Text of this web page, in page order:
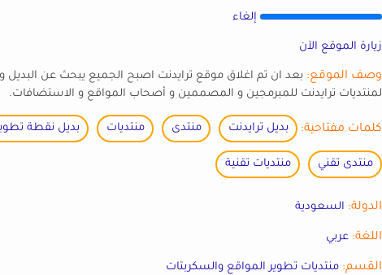
إلغاء
زيارة الموقع الآن
وصف الموقع: بعد ان تم اغلاق موقع ترايدنت اصبح الجميع يبحث عن البديل
لمنتديات ترايدنت للمبرمجين و المصممين و أصحاب المواقع و الاستضافات.
كلمات مفتاحية: بديل ترايدنت منتدى منتديات بديل نقطة
منتدى تقني منتديات تقنية
الدولة: السعودية
اللغة: عربي
القسم: منتديات تطوير المواقع والسكربتات